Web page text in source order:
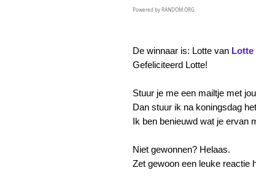
Powered byRANDOM.ORG
De winnaar is: Lotte van Lotte
Gefeliciteerd Lotte!
Stuur je me een mailtje met
Dan stuur ik na koningsdag
Ik ben benieuwd wat je ervan
Niet gewonnen? Helaas.
Zet gewoon een leuke reactie